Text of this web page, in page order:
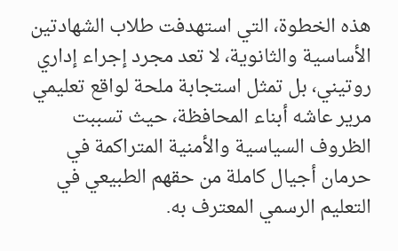
هذه الخطوة، التي استهدفت طلاب الشهادتين
الأساسية والثانوية، لا تعد مجرد إجراء إداري
روتيني، بل تمثل استجابة ملحة لواقع تعليمي
مرير عاشه أبناء المحافظة، حيث تسببت
الظروف السياسية والأمنية المتراكمة في
حرمان أجيال كاملة من حقهم الطبيعي في
التعليم الرسمي المعترف به.